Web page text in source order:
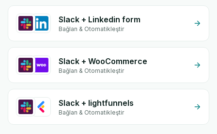
Slack + Linkedin form
Bağlan & Otomatikleştir
Slack + WooCommerce
Bağlan & Otomatikleştir
Slack + lightfunnels
Bağlan & Otomatikleştir